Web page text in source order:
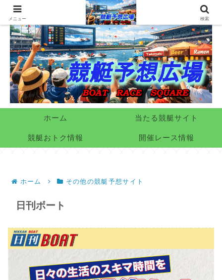
ホーム 当たる競艇サイト
競艇おトク情報 開催レース情報
ホーム その他の競艇予想サイト
日刊ボート
メニュー 検索